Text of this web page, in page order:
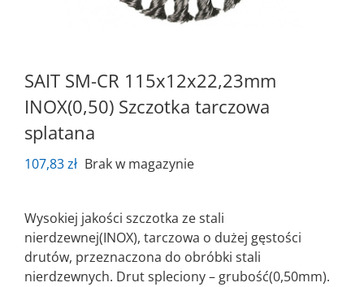
SAIT SM-CR 115x12x22,23mm
INOX(0,50) Szczotka tarczowa
splatana
107,83zł Brak w magazynie
Wysokiej jakości szczotka ze stali
nierdzewnej(INOX), tarczowa o dużej gęstości
drutów, przeznaczona do obróbki stali
nierdzewnych. Drut spleciony – grubość(0,50mm).